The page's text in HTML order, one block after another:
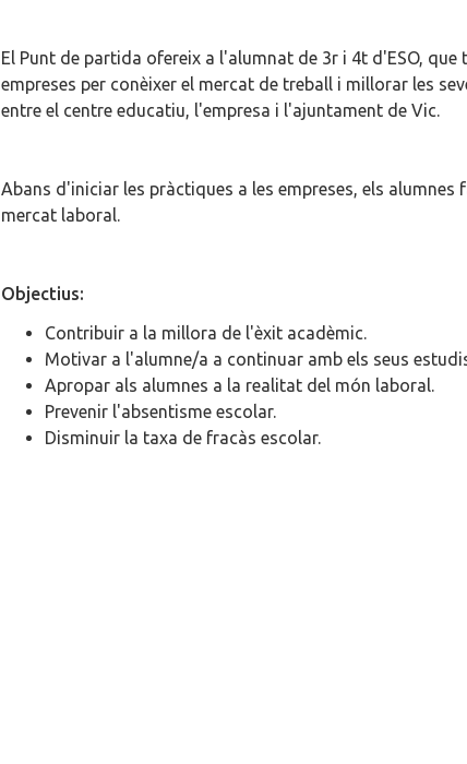
El Punt de partida ofereix a l'alumnat de 3r i 4t d'ESO,
empreses per conèixer el mercat de treball i millorar les
entre el centre educatiu, l'empresa i l'ajuntament de Vic.
Abans d'iniciar les pràctiques a les empreses, els
mercat laboral.
Objectius:
Contribuir a la millora de l'èxit acadèmic.
Motivar a l'alumne/a a continuar amb els seus
Apropar als alumnes a la realitat del món laboral.
Prevenir l'absentisme escolar.
Disminuir la taxa de fracàs escolar.